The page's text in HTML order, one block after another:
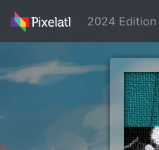
2024 Edition